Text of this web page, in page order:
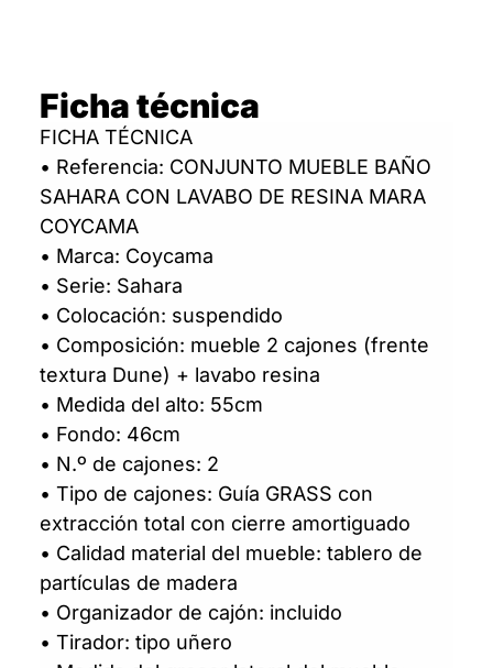
Ficha técnica
FICHA TÉCNICA
• Referencia: CONJUNTO MUEBLE BAÑO
SAHARA CON LAVABO DE RESINA MARA
COYCAMA
• Marca: Coycama
• Serie: Sahara
• Colocación: suspendido
• Composición: mueble 2 cajones (frente
textura Dune) + lavabo resina
• Medida del alto: 55cm
• Fondo: 46cm
• N.º de cajones: 2
• Tipo de cajones: Guía GRASS con
extracción total con cierre amortiguado
• Calidad material del mueble: tablero de
partículas de madera
• Organizador de cajón: incluido
• Tirador: tipo uñero